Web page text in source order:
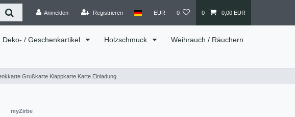
Anmelden Registrieren EUR 0 0 0,00 EUR
Deko- / Geschenkartikel Holzschmuck Weihrauch / Räuchern
Grußkarte Klappkarte Karte Einladung
myZirbe